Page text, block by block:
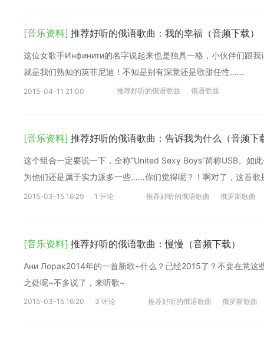
[音乐资料] 推荐好听的俄语歌曲：我的幸福（音频下载）
这位女歌手Инфинити的名字说起来也是独具一格，小伙伴们跟
就是我们熟知的英菲尼迪！不知是别有深意还是歌甜任性……
2015-04-11 21:00 推荐好听的俄语歌曲 俄语歌曲
[音乐资料] 推荐好听的俄语歌曲：告诉我为什么（音频下
这个组合一定要说一下，全称“United Sexy Boys”简称USB。如
为他们还是属于实力派多一些……你们觉得呢？！啊对了，这首歌
2015-03-15 16:29 1 评论 推荐好听的俄语歌曲 俄罗斯歌曲
[音乐资料] 推荐好听的俄语歌曲：慢慢（音频下载）
Ани Лорак2014年的一首新歌~什么？已经2015了？不要在意这
之处呢~不多说了，来听歌~
2015-03-15 16:20 3 评论 推荐好听的俄语歌曲 俄罗斯歌曲